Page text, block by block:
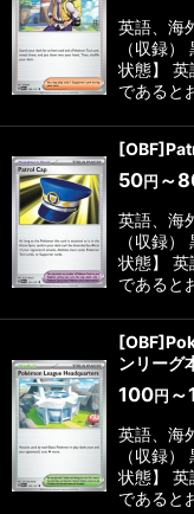
英語、海
（収録
状態】
であると
50円 ～
英語、海
（収録
状態】
であると
ンリーグ
100円
英語、海
（収録
状態】
であると